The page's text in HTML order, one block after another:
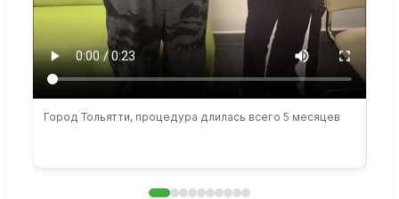
Город Тольятти, процедура длилась всего 5 месяцев